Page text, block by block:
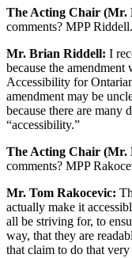
The Acting Chair (Mr.
comments? MPP Riddell.
Mr. Brian Riddell: I
because the
Accessibility for
amendment may be
because there are many
“accessibility.”
The Acting Chair (Mr.
comments? MPP
Mr. Tom Rakocevic:
actually make it
all be striving for, to
way, that they are
that claim to do that